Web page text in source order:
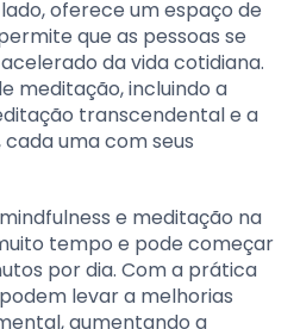
oferece um espaço de
que as pessoas se
da vida cotidiana.
meditação, incluindo a
transcendental e a
uma com seus
e meditação na
tempo e pode começar
por dia. Com a prática
levar a melhorias
aumentando a